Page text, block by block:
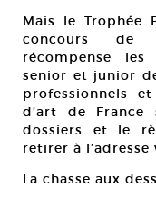
Mais le Trophée
concours de
récompense
senior et junior
professionnels
d’art de
dossiers et le
retirer à
La chasse aux